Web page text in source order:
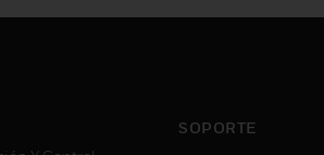
SOPORTE